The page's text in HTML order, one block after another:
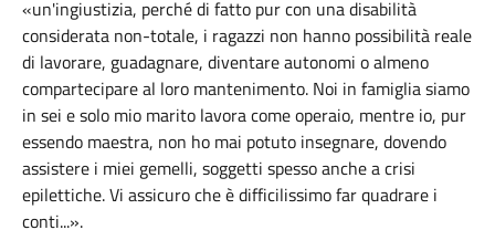
«un'ingiustizia, perché di fatto pur con una disabilità
considerata non-totale, i ragazzi non hanno possibilità reale
di lavorare, guadagnare, diventare autonomi o almeno
compartecipare al loro mantenimento. Noi in famiglia siamo
in sei e solo mio marito lavora come operaio, mentre io, pur
essendo maestra, non ho mai potuto insegnare, dovendo
assistere i miei gemelli, soggetti spesso anche a crisi
epilettiche. Vi assicuro che è difficilissimo far quadrare i
conti...».